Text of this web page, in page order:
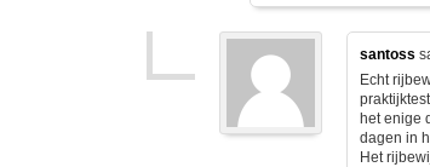
santoss
Echt
het enige
dagen in
Het